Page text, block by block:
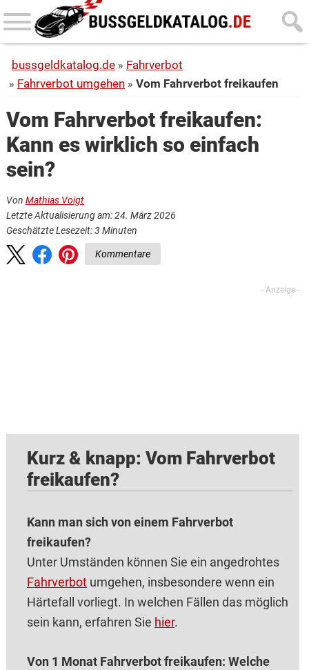
Skip
to
content
Skip
to
sidebar
bussgeldkatalog.de
Fahrverbot
Fahrverbot umgehen
Vom Fahrverbot freikaufen
Vom Fahrverbot freikaufen:
Kann es wirklich so einfach
sein?
Von Mathias Voigt
Letzte Aktualisierung am: 24. März 2026
Geschätzte Lesezeit:3 Minuten
Kommentare
Kurz & knapp: Vom Fahrverbot
freikaufen?
Kann man sich von einem Fahrverbot
freikaufen?
Unter Umständen können Sie ein angedrohtes
Fahrverbotumgehen, insbesondere wenn ein
Härtefall vorliegt. In welchen Fällen das möglich
sein kann, erfahren Sie hier.
Von 1 Monat Fahrverbot freikaufen: Welche